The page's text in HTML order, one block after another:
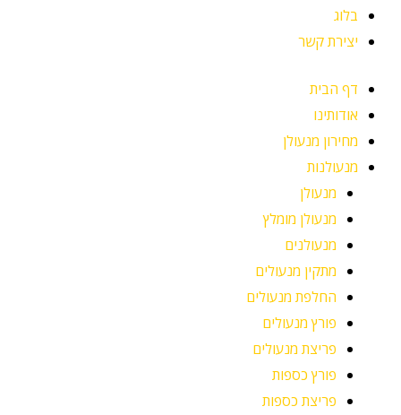
בלוג
יצירת קשר
דף הבית
אודותינו
מחירון מנעולן
מנעולנות
מנעולן
מנעולן מומלץ
מנעולנים
מתקין מנעולים
החלפת מנעולים
פורץ מנעולים
פריצת מנעולים
פורץ כספות
פריצת כספות